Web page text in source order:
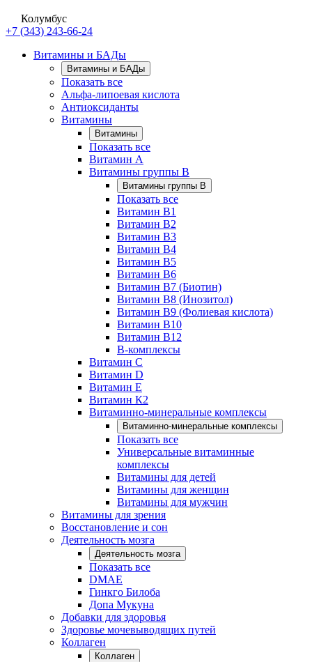
Колумбус
+7 (343) 243-66-24
Витамины и БАДы
Витамины и БАДы
Показать все
Альфа-липоевая кислота
Антиоксиданты
Витамины
Витамины
Показать все
Витамин A
Витамины группы B
Витамины группы B
Показать все
Витамин B1
Витамин B2
Витамин B3
Витамин B4
Витамин B5
Витамин B6
Витамин B7 (Биотин)
Витамин B8 (Инозитол)
Витамин B9 (Фолиевая кислота)
Витамин B10
Витамин B12
B-комплексы
Витамин C
Витамин D
Витамин E
Витамин К2
Витаминно-минеральные комплексы
Витаминно-минеральные комплексы
Показать все
Универсальные витаминные
комплексы
Витамины для детей
Витамины для женщин
Витамины для мужчин
Витамины для зрения
Восстановление и сон
Деятельность мозга
Деятельность мозга
Показать все
DMAE
Гинкго Билоба
Допа Мукуна
Добавки для здоровья
Здоровье мочевыводящих путей
Коллаген
Коллаген